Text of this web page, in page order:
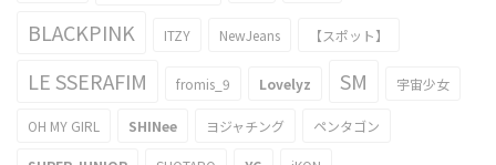
BLACKPINK ITZY NewJeans 【スポット】
LE SSERAFIM fromis_9 Lovelyz SM 宇宙少女
OH MY GIRL SHINee ヨジャチング ペンタゴン